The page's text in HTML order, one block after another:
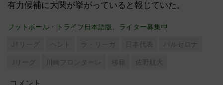
有力候補に大関が挙がっていると報じていた。
フットボール・トライブ日本語版、ライター募集中
J1リーグ ヘント ラ・リーガ 日本代表
バルセロナ
Jリーグ
川崎フロンターレ 移籍 佐野航大